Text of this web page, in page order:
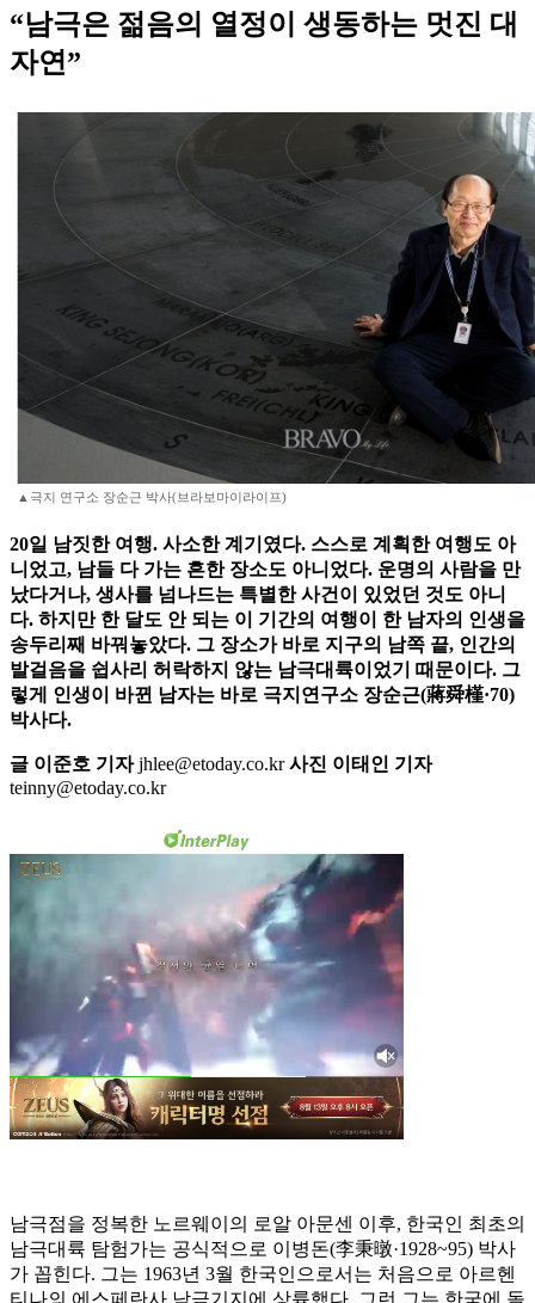
“남극은 젊음의 열정이 생동하는 멋진 대
자연”
▲극지 연구소 장순근 박사(브라보마이라이프)
20일 남짓한 여행. 사소한 계기였다. 스스로 계획한 여행도 아
니었고, 남들 다 가는 흔한 장소도 아니었다. 운명의 사람을 만
났다거나, 생사를 넘나드는 특별한 사건이 있었던 것도 아니
다. 하지만 한 달도 안 되는 이 기간의 여행이 한 남자의 인생을
송두리째 바꿔놓았다. 그 장소가 바로 지구의 남쪽 끝, 인간의
발걸음을 쉽사리 허락하지 않는 남극대륙이었기 때문이다. 그
렇게 인생이 바뀐 남자는 바로 극지연구소 장순근(蔣舜槿·70)
박사다.
글 이준호 기자jhlee@etoday.co.kr사진 이태인 기자
teinny@etoday.co.kr
남극점을 정복한 노르웨이의 로알 아문센 이후, 한국인 최초의
남극대륙 탐험가는 공식적으로 이병돈(李秉暾·1928~95) 박사
가 꼽힌다. 그는 1963년 3월 한국인으로서는 처음으로 아르헨